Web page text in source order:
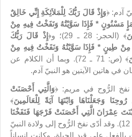
آدم: ﴿وَإِذْ قَالَ رَبُّكَ لِلْمَلاَئِكَةِ إِنِّي خَالِقٌ
مَسْنُونٍ * فَإِذَا سَوَّيْتُهُ وَنَفَخْتُ فِيهِ مِنْ
﴾ (الحجر: 28 ـ 29)؛ و﴿
إِذْ قَالَ رَبُّكَ
مِنْ طِينٍ * فَإِذَا سَوَّيْتُهُ وَنَفَخْتُ فِيهِ مِنْ
﴾ (ص: 71 ـ 72). وبما أن الكلام عن
في هاتين الآيتين هو النبيّ آدم.
نفخ الرُّوح في مريم: ﴿وَالَّتِي أَحْصَنَتْ
وَجَعَلْنَاهَا وَابْنَهَا آيَةً لِلْعَالَمِينَ﴾
عِمْرَانَ الَّتِي أَحْصَنَتْ فَرْجَهَا فَنَفَخْنَا
﴾ (التحريم: 12). وقد أدّى نفخ الرُّوح إلى ولادة النبيّ